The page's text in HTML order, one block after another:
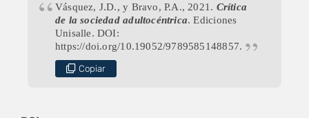
Vásquez, J.D., y Bravo, P.A., 2021. Crítica
de la sociedad adultocéntrica. Ediciones
Unisalle. DOI:
https://doi.org/10.19052/9789585148857.
Copiar